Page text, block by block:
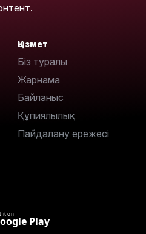
Қызмет
Біз туралы
Жарнама
Байланыс
Құпиялылық
Пайдалану ережесі
it on
Play